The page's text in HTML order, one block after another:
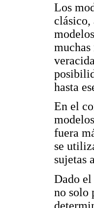
Los
clásico,
hasta
En el
fuera
se
sujetas
Dado
no solo